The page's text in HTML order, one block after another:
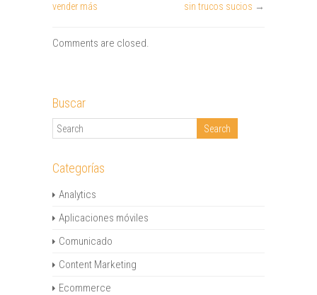
vender más
sin trucos sucios →
Comments are closed.
Buscar
Categorías
Analytics
Aplicaciones móviles
Comunicado
Content Marketing
Ecommerce